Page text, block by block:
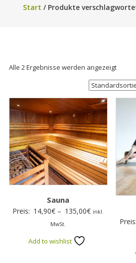
Start / Produkte
Alle 2 Ergebnisse werden angezeigt
Sauna
Preis: 14,90€ – 135,00€Preisspanne:
inkl.
MwSt.
Add to wishlist
Preis: